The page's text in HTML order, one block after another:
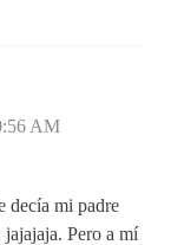
AM
decía mi padre
jajajaja. Pero a mí